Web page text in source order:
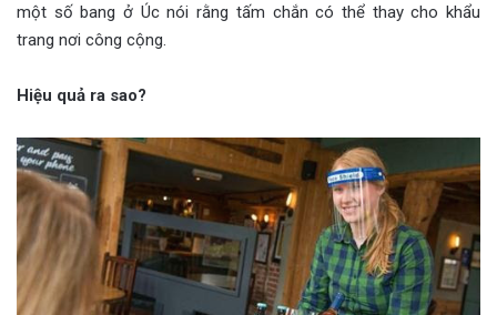
một số bang ở Úc nói rằng tấm chắn có thể thay cho khẩu
trang nơi công cộng.
Hiệu quả ra sao?